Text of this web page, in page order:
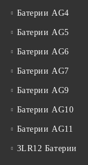
Батерии AG4
Батерии AG5
Батерии AG6
Батерии AG7
Батерии AG9
Батерии AG10
Батерии AG11
3LR12 Батерии